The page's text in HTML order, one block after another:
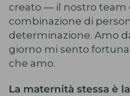
creato — il nostro team
combinazione di
determinazione. Amo
giorno mi sento
che amo.
La maternità stessa è